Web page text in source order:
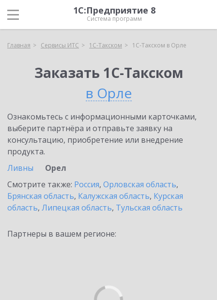
1С:Предприятие 8
Система программ
Главная Сервисы ИТС 1С-Такском 1С-Такском в Орле
Заказать 1С-Такском
в Орле
Ознакомьтесь с информационными карточками,
выберите партнёра и отправьте заявку на
консультацию, приобретение или внедрение
продукта.
Ливны
Орел
Смотрите также: Россия, Орловская область,
Брянская область, Калужская область, Курская
область, Липецкая область, Тульская область
Партнеры в вашем регионе: